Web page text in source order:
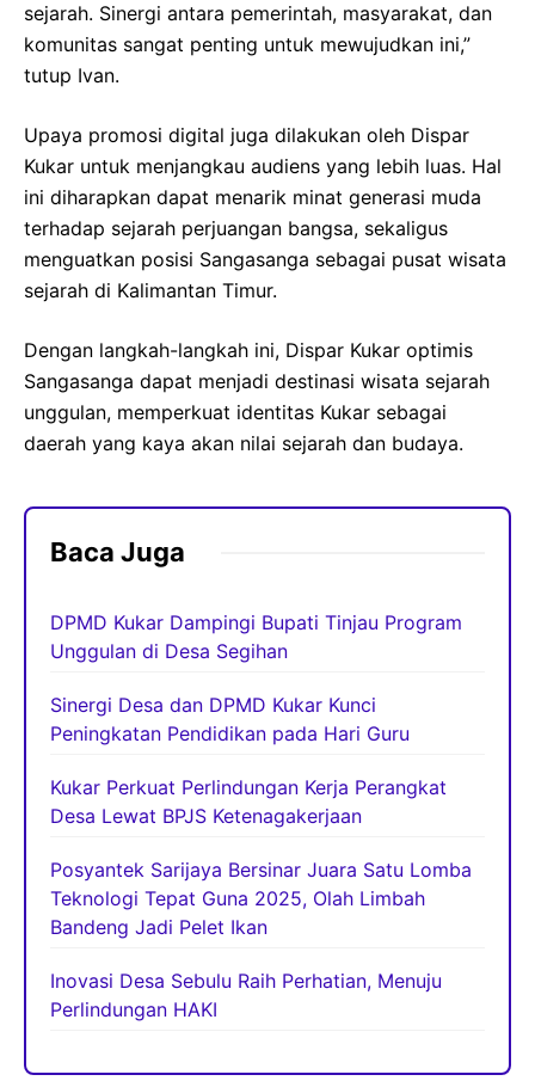
sejarah. Sinergi antara pemerintah, masyarakat, dan
komunitas sangat penting untuk mewujudkan ini,”
tutup Ivan.
Upaya promosi digital juga dilakukan oleh Dispar
Kukar untuk menjangkau audiens yang lebih luas. Hal
ini diharapkan dapat menarik minat generasi muda
terhadap sejarah perjuangan bangsa, sekaligus
menguatkan posisi Sangasanga sebagai pusat wisata
sejarah di Kalimantan Timur.
Dengan langkah-langkah ini, Dispar Kukar optimis
Sangasanga dapat menjadi destinasi wisata sejarah
unggulan, memperkuat identitas Kukar sebagai
daerah yang kaya akan nilai sejarah dan budaya.
Baca Juga
DPMD Kukar Dampingi Bupati Tinjau Program
Unggulan di Desa Segihan
Sinergi Desa dan DPMD Kukar Kunci
Peningkatan Pendidikan pada Hari Guru
Kukar Perkuat Perlindungan Kerja Perangkat
Desa Lewat BPJS Ketenagakerjaan
Posyantek Sarijaya Bersinar Juara Satu Lomba
Teknologi Tepat Guna 2025, Olah Limbah
Bandeng Jadi Pelet Ikan
Inovasi Desa Sebulu Raih Perhatian, Menuju
Perlindungan HAKI